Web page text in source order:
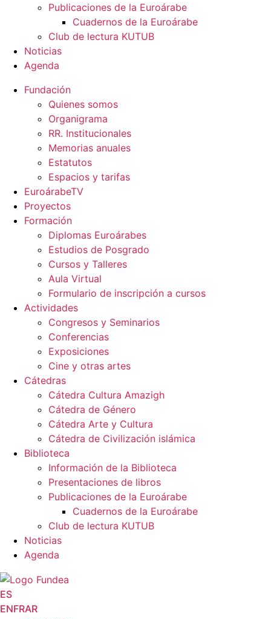
Publicaciones de la Euroárabe
Cuadernos de la Euroárabe
Club de lectura KUTUB
Noticias
Agenda
Fundación
Quienes somos
Organigrama
RR. Institucionales
Memorias anuales
Estatutos
Espacios y tarifas
EuroárabeTV
Proyectos
Formación
Diplomas Euroárabes
Estudios de Posgrado
Cursos y Talleres
Aula Virtual
Formulario de inscripción a cursos
Actividades
Congresos y Seminarios
Conferencias
Exposiciones
Cine y otras artes
Cátedras
Cátedra Cultura Amazigh
Cátedra de Género
Cátedra Arte y Cultura
Cátedra de Civilización islámica
Biblioteca
Información de la Biblioteca
Presentaciones de libros
Publicaciones de la Euroárabe
Cuadernos de la Euroárabe
Club de lectura KUTUB
Noticias
Agenda
ES
ENFRAR